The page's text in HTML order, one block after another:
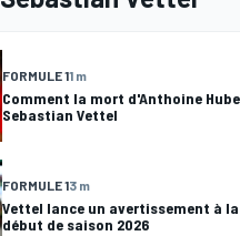
FORMULE 11 m
Comment la mort d'Anthoine
Sebastian Vettel
FORMULE 13 m
Vettel lance un avertissement à la
début de saison 2026